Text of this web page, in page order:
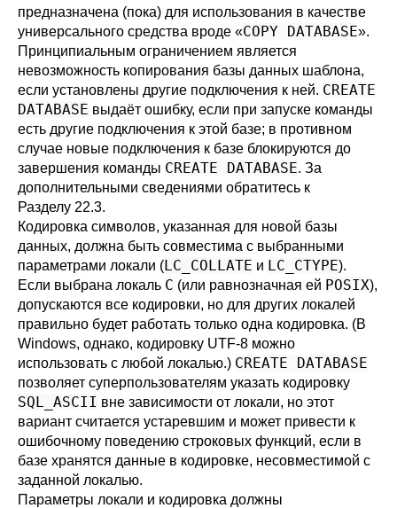
предназначена (пока) для использования в качестве
универсального средства вроде «COPY DATABASE».
Принципиальным ограничением является
невозможность копирования базы данных шаблона,
если установлены другие подключения к ней. CREATE
DATABASE выдаёт ошибку, если при запуске команды
есть другие подключения к этой базе; в противном
случае новые подключения к базе блокируются до
завершения команды CREATE DATABASE. За
дополнительными сведениями обратитесь к
Разделу 22.3.
Кодировка символов, указанная для новой базы
данных, должна быть совместима с выбранными
параметрами локали (LC_COLLATE и LC_CTYPE).
Если выбрана локаль C (или равнозначная ей POSIX),
допускаются все кодировки, но для других локалей
правильно будет работать только одна кодировка. (В
Windows, однако, кодировку UTF-8 можно
использовать с любой локалью.) CREATE DATABASE
позволяет суперпользователям указать кодировку
SQL_ASCII вне зависимости от локали, но этот
вариант считается устаревшим и может привести к
ошибочному поведению строковых функций, если в
базе хранятся данные в кодировке, несовместимой с
заданной локалью.
Параметры локали и кодировка должны